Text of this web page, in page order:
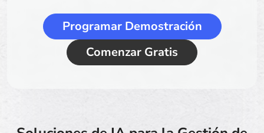
Programar Demostración
Comenzar Gratis